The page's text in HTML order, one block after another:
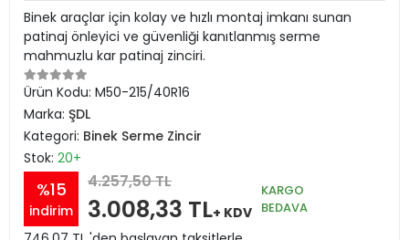
Binek araçlar için kolay ve hızlı montaj imkanı sunan
patinaj önleyici ve güvenliği kanıtlanmış serme
mahmuzlu kar patinaj zinciri.
Ürün Kodu: M50-215/40R16
Marka: ŞDL
Kategori: Binek Serme Zincir
Stok: 20+
%15
indirim
4.257,50 TL
3.008,33 TL+ KDV
KARGO
BEDAVA